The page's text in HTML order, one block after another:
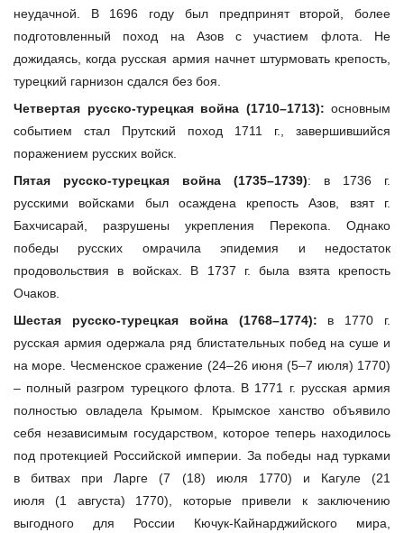
неудачной. В 1696 году был предпринят второй, более
подготовленный поход на Азов с участием флота. Не
дожидаясь, когда русская армия начнет штурмовать крепость,
турецкий гарнизон сдался без боя.
Четвертая русско-турецкая война (1710–1713): основным
событием стал Прутский поход 1711 г., завершившийся
поражением русских войск.
Пятая русско-турецкая война (1735–1739): в 1736 г.
русскими войсками был осаждена крепость Азов, взят г.
Бахчисарай, разрушены укрепления Перекопа. Однако
победы русских омрачила эпидемия и недостаток
продовольствия в войсках. В 1737 г. была взята крепость
Очаков.
Шестая русско-турецкая война (1768–1774): в 1770 г.
русская армия одержала ряд блистательных побед на суше и
на море. Чесменское сражение (24–26 июня (5–7 июля) 1770)
– полный разгром турецкого флота. В 1771 г. русская армия
полностью овладела Крымом. Крымское ханство объявило
себя независимым государством, которое теперь находилось
под протекцией Российской империи. За победы над турками
в битвах при Ларге (7 (18) июля 1770) и Кагуле (21
июля (1 августа) 1770), которые привели к заключению
выгодного для России Кючук-Кайнарджийского мира,